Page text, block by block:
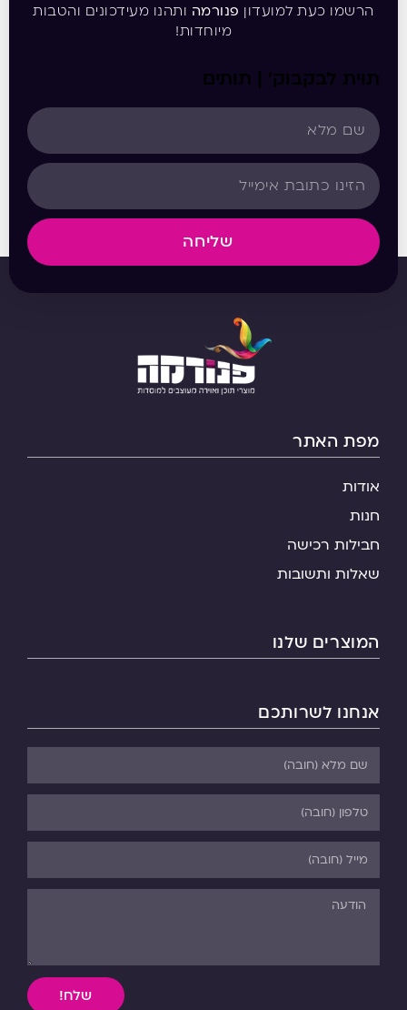
הרשמו כעת למועדון פנורמה ותהנו מעידכונים והטבות
מיוחדות!
תוית לבקבוק’ | תותים
שליחה
מפת האתר
אודות
חנות
חבילות רכישה
שאלות ותשובות
המוצרים שלנו
אנחנו לשרותכם
שלח!